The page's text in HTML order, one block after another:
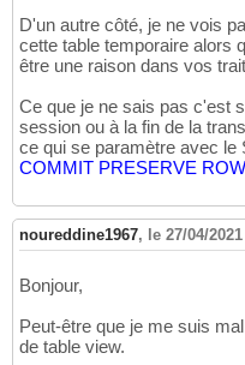
D'un autre côté, je ne vois
cette table temporaire alors
être une raison dans vos
Ce que je ne sais pas c'est
session ou à la fin de la
ce qui se paramètre avec le
COMMIT PRESERVE
noureddine1967, le 27/04/
Bonjour,
Peut-être que je me suis
de table view.